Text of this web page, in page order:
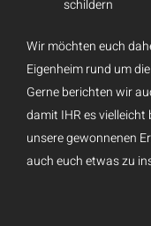
schildern
Wir möchten euch
Eigenheim rund um
Gerne berichten wir
damit IHR es
unsere gewonnenen
auch euch etwas zu